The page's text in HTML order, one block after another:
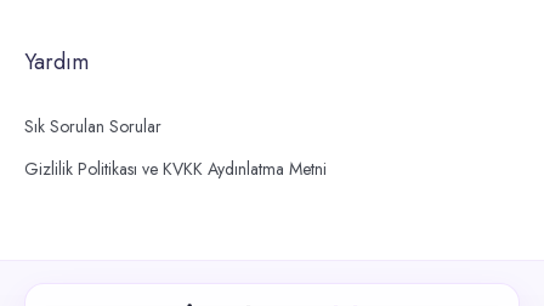
Yardım
Sık Sorulan Sorular
Gizlilik Politikası ve KVKK Aydınlatma Metni